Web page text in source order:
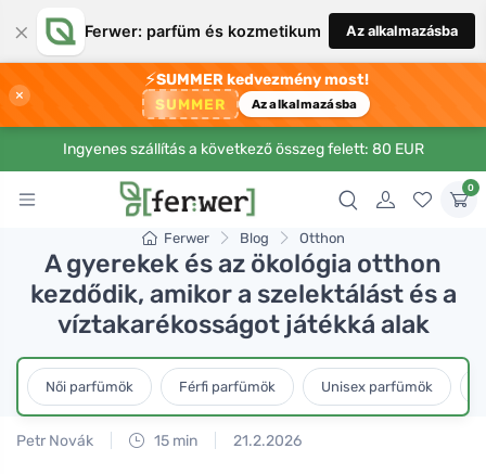
× Ferwer: parfüm és kozmetikum Az alkalmazásba
×
⚡SUMMER kedvezmény most!
SUMMER Az alkalmazásba
Ingyenes szállítás a következő összeg felett: 80 EUR
0
Ferwer Blog Otthon
A gyerekek és az ökológia otthon
kezdődik, amikor a szelektálást és a
víztakarékosságot játékká alak
Női parfümök Férfi parfümök Unisex parfümök
Petr Novák 15 min 21.2.2026